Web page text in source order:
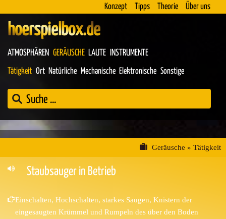
Konzept Tipps Theorie Über uns
hoerspielbox.de
ATMOSPHÄREN GERÄUSCHE LAUTE INSTRUMENTE
Tätigkeit Ort Natürliche Mechanische Elektronische Sonstige
Geräusche » Tätigkeit
Staubsauger in Betrieb
Einschalten, Hochschalten, starkes Saugen, Knistern der
eingesaugten Krümmel und Rumpeln des über den Boden